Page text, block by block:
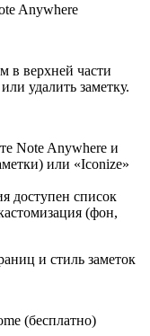
в верхней части
удалить заметку.
Note Anywhere и
или «Iconize»
доступен список
(фон,
(бесплатно)